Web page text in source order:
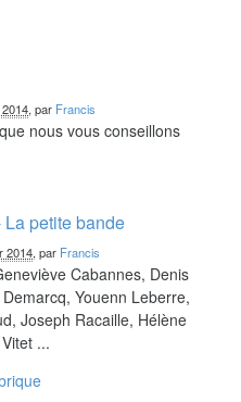
, par Francis
nous vous conseillons
petite bande
2014, par Francis
Cabannes, Denis
Youenn Leberre,
Joseph Racaille, Hélène
...